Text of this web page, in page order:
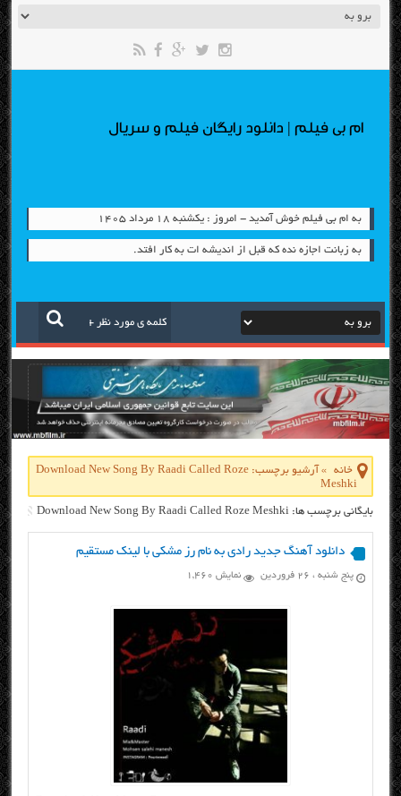
ام بی فیلم | دانلود رایگان فیلم و سریال
به ام بی فیلم خوش آمدید - امروز : یکشنبه ۱۸ مرداد ۱۴۰۵
به زبانت اجازه نده که قبل از اندیشه ات به کار افتد.
خانه »
آرشیو برچسب: Download New Song By Raadi Called Roze
Meshki
بایگانی برچسب ها: Download New Song By Raadi Called Roze Meshki
دانلود آهنگ جدید رادی به نام رز مشکی با لینک مستقیم
پنج شنبه ، ۲۶ فروردین نمایش 1,460